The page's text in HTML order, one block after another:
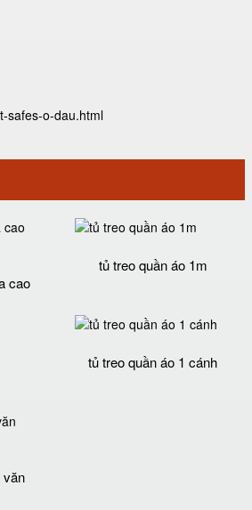
safes-o-dau.html
cao
tủ treo quần áo 1m
tủ treo quần áo 1 cánh
văn